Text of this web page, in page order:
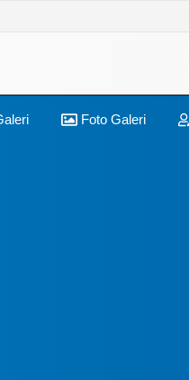
Foto Galeri